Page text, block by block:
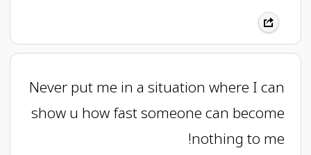
Never put me in a situation where I can
show u how fast someone can become
nothing to me!